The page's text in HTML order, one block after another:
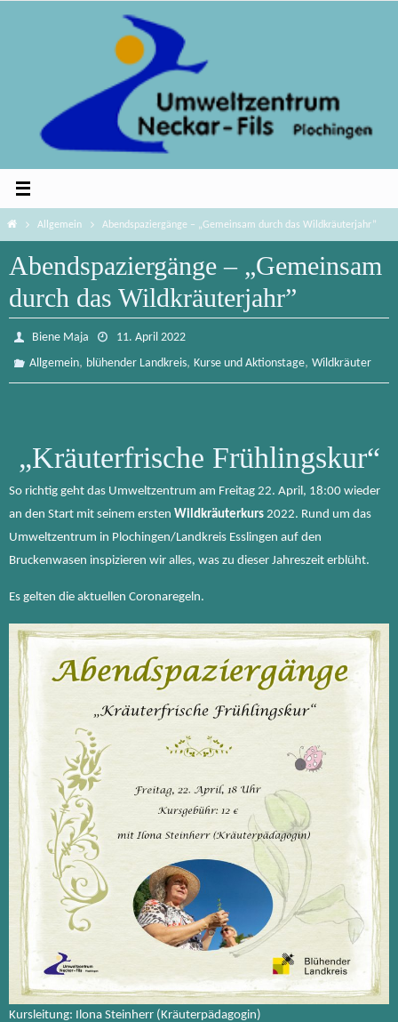
HomeAllgemein Abendspaziergänge – „Gemeinsam durch das Wildkräuterjahr”
Abendspaziergänge – „Gemeinsam
durch das Wildkräuterjahr”
Biene Maja
11. April 2022
Allgemein, blühender Landkreis,Kurse und Aktionstage,Wildkräuter
„Kräuterfrische Frühlingskur“
So richtig geht das Umweltzentrum am Freitag 22. April, 18:00 wieder
an den Start mit seinem ersten Wildkräuterkurs 2022. Rund um das
Umweltzentrum in Plochingen/Landkreis Esslingen auf den
Bruckenwasen inspizieren wir alles, was zu dieser Jahreszeit erblüht.
Es gelten die aktuellen Coronaregeln.
Kursleitung: Ilona Steinherr (Kräuterpädagogin)